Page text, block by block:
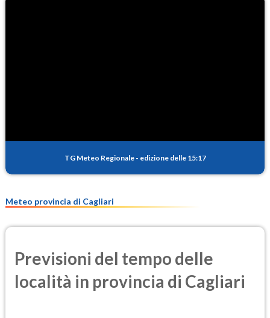
TG Meteo Regionale - edizione delle 15:17
Meteo provincia di Cagliari
Previsioni del tempo delle
località in provincia di Cagliari